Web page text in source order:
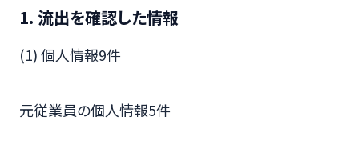
1. 流出を確認した情報
(1) 個人情報9件
元従業員の個人情報5件